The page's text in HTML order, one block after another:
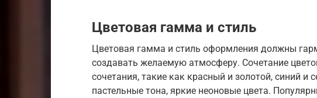
Цветовая гамма и стиль
Цветовая гамма и стиль оформления должны
создавать желаемую атмосферу. Сочетание
сочетания, такие как красный и золотой, синий и
пастельные тона, яркие неоновые цвета.